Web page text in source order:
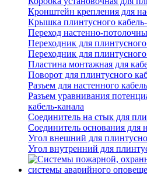
Кронштейн крепления для
Крышка плинтусного кабель-
Переход настенно-
Переходник для плинтусного
Переходник для плинтусного
Пластина монтажная для
Поворот для плинтусного
Разъем для настенного
Разъем уравнивания
кабель-канала
Соединитель на стык для
Соединитель основания для
Угол внешний для
Угол внутренний для